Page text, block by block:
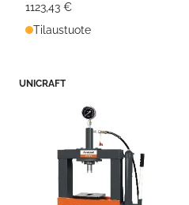
1123,43 €
Tilaustuote
UNICRAFT